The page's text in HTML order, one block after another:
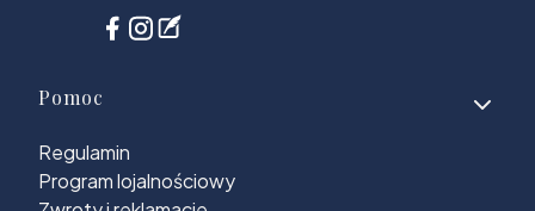
Linki w stopce
Pomoc
Regulamin
Program lojalnościowy